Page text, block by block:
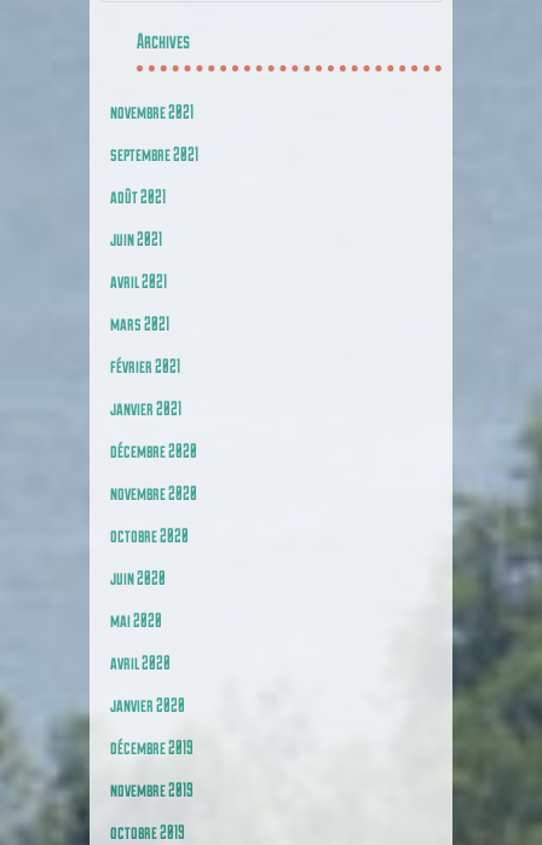
Archives
novembre 2021
septembre 2021
août 2021
juin 2021
avril 2021
mars 2021
février 2021
janvier 2021
décembre 2020
novembre 2020
octobre 2020
juin 2020
mai 2020
avril 2020
janvier 2020
décembre 2019
novembre 2019
octobre 2019